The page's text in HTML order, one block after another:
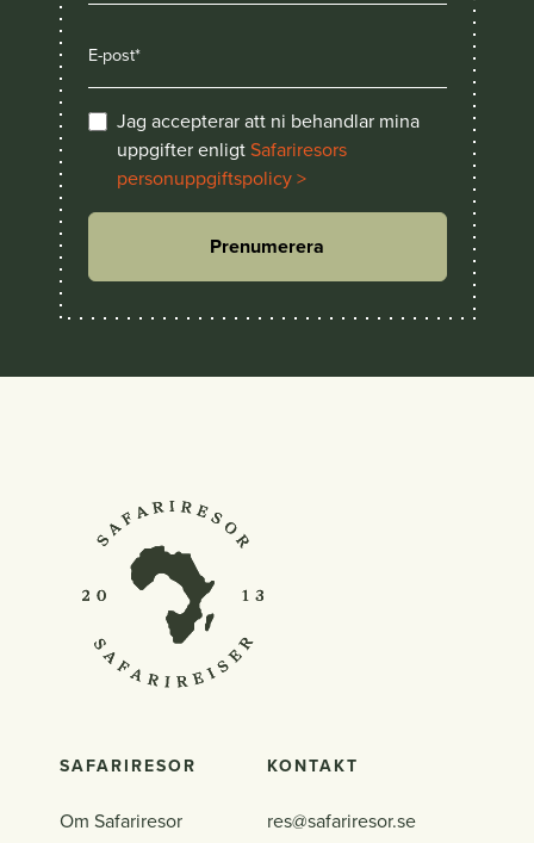
Jag accepterar att ni behandlar mina
uppgifter enligtSafariresors
personuppgiftspolicy >
Prenumerera
SAFARIRESOR
Om Safariresor
KONTAKT
res@safariresor.se